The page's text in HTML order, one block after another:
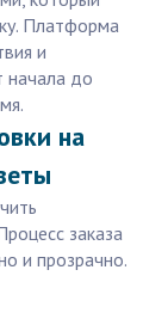
Платформа
и
начала до
на
заказа
и прозрачно.